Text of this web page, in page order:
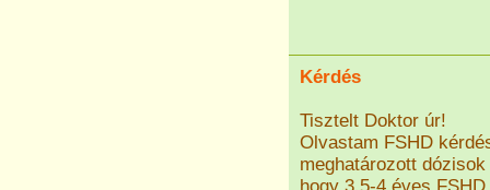
Kérdés
Tisztelt Doktor úr!
Olvastam FSHD
meghatározott